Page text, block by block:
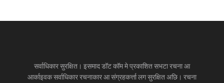
सर्वाधिकार सुरक्षित। इसमाद डॉट कॉम मे प्रकाशित सभटा रचना आ
आर्काइवक सर्वाधिकार रचनाकार आ संग्रहकर्त्ता लग सुरक्षित अछि। रचना